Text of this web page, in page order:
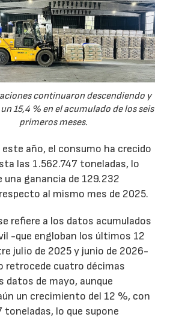
continuaron descendiendo y
15,4 % en el acumulado de los seis
primeros meses.
este año, el consumo ha crecido
las 1.562.747 toneladas, lo
una ganancia de 129.232
al mismo mes de 2025.
refiere a los datos acumulados
-que engloban los últimos 12
julio de 2025 y junio de 2026-
retrocede cuatro décimas
datos de mayo, aunque
un crecimiento del 12 %, con
toneladas, lo que supone